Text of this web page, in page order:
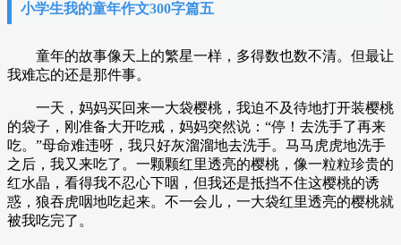
小学生我的童年作文300字篇五
童年的故事像天上的繁星一样，多得数也数不清。但最让
我难忘的还是那件事。
一天，妈妈买回来一大袋樱桃，我迫不及待地打开装樱桃
的袋子，刚准备大开吃戒，妈妈突然说：“停！去洗手了再来
吃。”母命难违呀，我只好灰溜溜地去洗手。马马虎虎地洗手
之后，我又来吃了。一颗颗红里透亮的樱桃，像一粒粒珍贵的
红水晶，看得我不忍心下咽，但我还是抵挡不住这樱桃的诱
惑，狼吞虎咽地吃起来。不一会儿，一大袋红里透亮的樱桃就
被我吃完了。